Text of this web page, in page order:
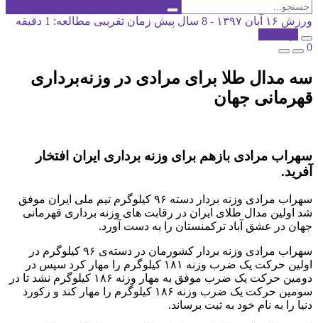
ورزش ۱۶ آبان ۱۳۹۷ - 8 سال پیش
زمان تقریبی مطالعه: 1 دقیقه
0
سه مدال طلا برای مرادی در وزنه‌برداری
قهرمانی جهان
سهراب مرادی بازهم برای وزنه برداری ایران افتخار
آفرید.
سهراب مرادی وزنه بردار دسته ۹۶ کیلوگرم تیم ملی ایران موفق
شد اولین مدال طلای ایران در رقابت های وزنه برداری قهرمانی
جهان در عشق آباد ترکمنستان را به دست آورد.
سهراب مرادی وزنه بردار کشورمان در دسته‌ی ۹۶ کیلوگرم در
اولین حرکت یک ضرب وزنه ۱۸۱ کیلوگرم را مهار کرد سپس در
دومین حرکت یک ضرب موفق به مهار وزنه ۱۸۶ کیلوگرم نشد تا در
سومین حرکت یک ضرب وزنه ۱۸۶ کیلوگرم را مهار کند و رکورد
دنیا را به نام خود به ثبت برساند.